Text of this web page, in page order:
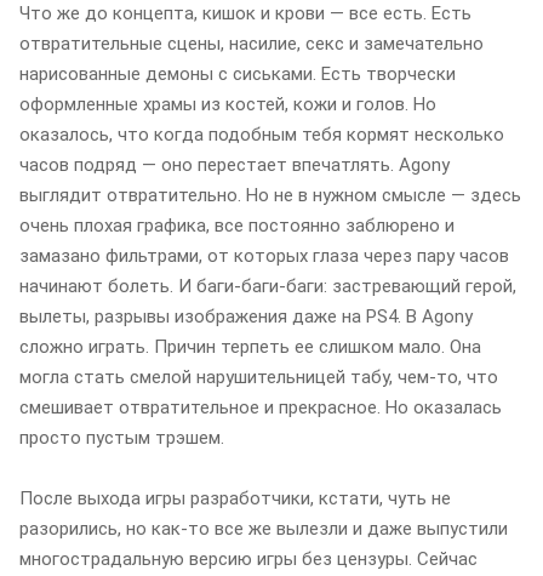
Что же до концепта, кишок и крови — все есть. Есть
отвратительные сцены, насилие, секс и замечательно
нарисованные демоны с сиськами. Есть творчески
оформленные храмы из костей, кожи и голов. Но
оказалось, что когда подобным тебя кормят несколько
часов подряд — оно перестает впечатлять. Agony
выглядит отвратительно. Но не в нужном смысле — здесь
очень плохая графика, все постоянно заблюрено и
замазано фильтрами, от которых глаза через пару часов
начинают болеть. И баги-баги-баги: застревающий герой,
вылеты, разрывы изображения даже на PS4. В Agony
сложно играть. Причин терпеть ее слишком мало. Она
могла стать смелой нарушительницей табу, чем-то, что
смешивает отвратительное и прекрасное. Но оказалась
просто пустым трэшем.
После выхода игры разработчики, кстати, чуть не
разорились, но как-то все же вылезли и даже выпустили
многострадальную версию игры без цензуры. Сейчас